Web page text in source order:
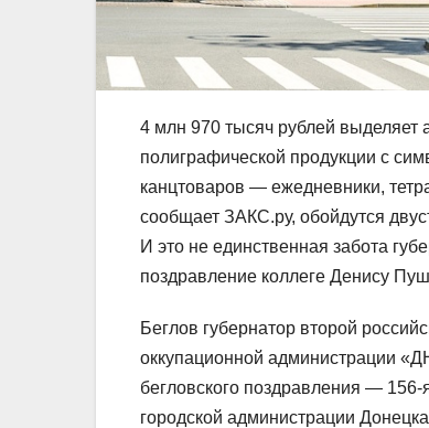
4 млн 970 тысяч рублей выделяет
полиграфической продукции с
канцтоваров — ежедневники,
сообщает ЗАКС.ру, обойдутся
И это не единственная забота
поздравление коллеге Денису
Беглов губернатор второй
оккупационной администрации
бегловского поздравления —
городской администрации